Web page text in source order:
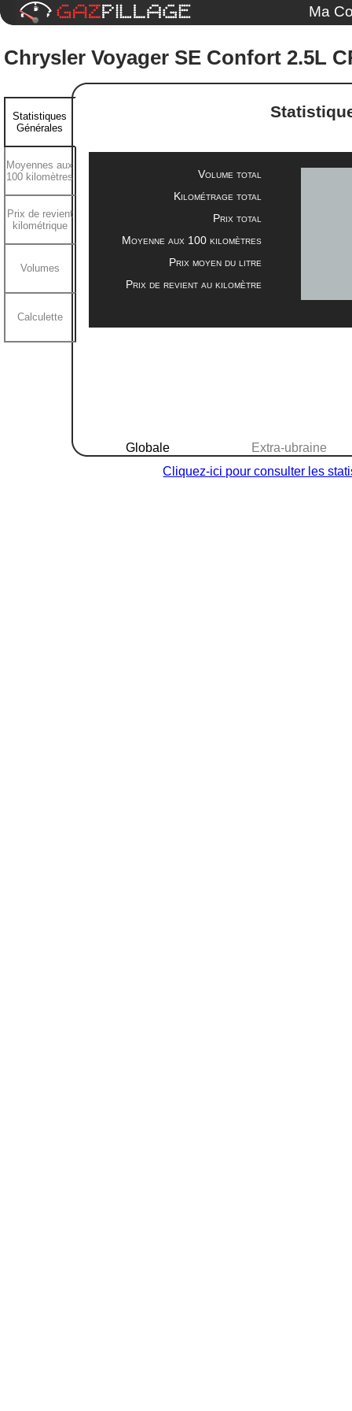
Ma
Chrysler Voyager SE Confort 2.5L
Volume total
Kilométrage total
Prix total
Moyenne aux 100 kilomètres
Prix moyen du litre
Prix de revient au kilomètre
Extra-ubraine
Globale
Statistiques
Générales
Moyennes aux
100 kilomètres
Prix de revient
kilométrique
Volumes
Calculette
Cliquez-ici pour consulter les